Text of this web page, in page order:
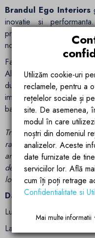
Brandul Ego Interiors
inovatie si
produselor sanitare de
nota distinctiva si atentie
Fabricat din ceramica
Alfonso impresioneaza
durabilitatea si rezistenta
impecabil, adauga o
baia dvs., creand un
Transformati baia
rafinament cu Vasul
amestec perfect intre
de top, acest vas bideu
locuinta.
Date tehnice:
Lungime: 50.5 cm
Latime: 34.5 cm
Utilizăm cookie-uri
reclamele, pentru a
rețelelor sociale și
site. De asemenea,
modul în care
noștri din domeniul
analizelor. Aceste
date furnizate de
serviciilor lor. Află
cum îți poți retrage
Confidentialitate si
Mai multe informatii